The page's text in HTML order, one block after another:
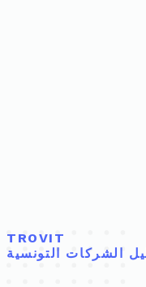
TROVIT
الشركات التونسية